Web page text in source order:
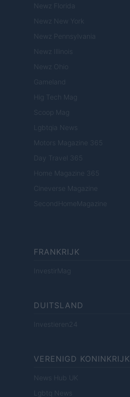
Newz Florida
Newz New York
Newz Pennsylvania
Newz Illinois
Newz Ohio
Gameland
Hig Tech Mag
Scoop Mag
Lgbtqia News
Motors Magazine 365
Day Travel 365
Home Magazine 365
Cineverse Magazine
SecondHomeMagazine
FRANKRIJK
InvestirMag
DUITSLAND
Investieren24
VERENIGD KONINKRIJK
News Hub UK
Lgbtq News